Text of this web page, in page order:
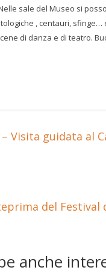
sale del Museo si
, centauri, sfinge…
di danza e di teatro.
– Visita guidata al
del Festival
anche